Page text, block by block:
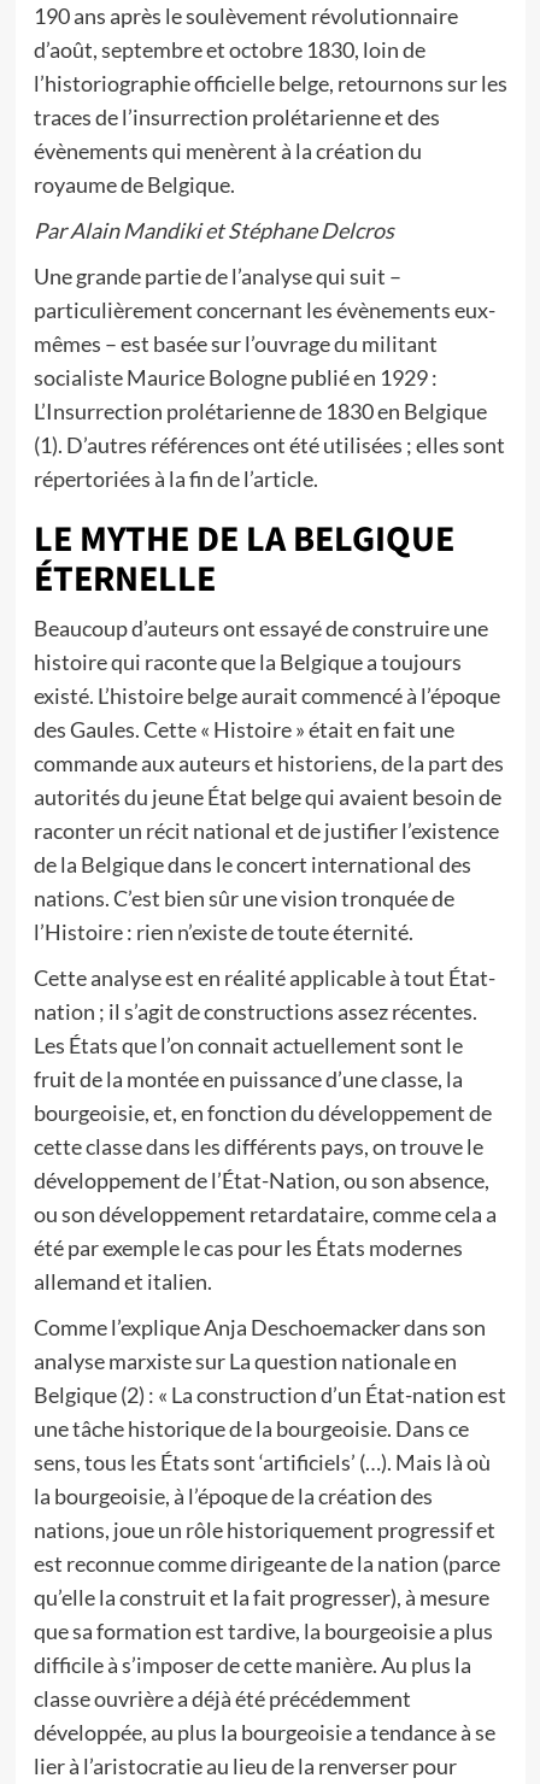
190 ans après le soulèvement révolutionnaire
d’août, septembre et octobre 1830, loin de
l’historiographie officielle belge, retournons sur les
traces de l’insurrection prolétarienne et des
évènements qui menèrent à la création du
royaume de Belgique.
Par Alain Mandiki et Stéphane Delcros
Une grande partie de l’analyse qui suit –
particulièrement concernant les évènements eux-
mêmes – est basée sur l’ouvrage du militant
socialiste Maurice Bologne publié en 1929 :
L’Insurrection prolétarienne de 1830 en Belgique
(1). D’autres références ont été utilisées ; elles sont
répertoriées à la fin de l’article.
LE MYTHE DE LA BELGIQUE
ÉTERNELLE
Beaucoup d’auteurs ont essayé de construire une
histoire qui raconte que la Belgique a toujours
existé. L’histoire belge aurait commencé à l’époque
des Gaules. Cette « Histoire » était en fait une
commande aux auteurs et historiens, de la part des
autorités du jeune État belge qui avaient besoin de
raconter un récit national et de justifier l’existence
de la Belgique dans le concert international des
nations. C’est bien sûr une vision tronquée de
l’Histoire : rien n’existe de toute éternité.
Cette analyse est en réalité applicable à tout État-
nation ; il s’agit de constructions assez récentes.
Les États que l’on connait actuellement sont le
fruit de la montée en puissance d’une classe, la
bourgeoisie, et, en fonction du développement de
cette classe dans les différents pays, on trouve le
développement de l’État-Nation, ou son absence,
ou son développement retardataire, comme cela a
été par exemple le cas pour les États modernes
allemand et italien.
Comme l’explique Anja Deschoemacker dans son
analyse marxiste sur La question nationale en
Belgique (2) : « La construction d’un État-nation est
une tâche historique de la bourgeoisie. Dans ce
sens, tous les États sont ‘artificiels’ (…). Mais là où
la bourgeoisie, à l’époque de la création des
nations, joue un rôle historiquement progressif et
est reconnue comme dirigeante de la nation (parce
qu’elle la construit et la fait progresser), à mesure
que sa formation est tardive, la bourgeoisie a plus
difficile à s’imposer de cette manière. Au plus la
classe ouvrière a déjà été précédemment
développée, au plus la bourgeoisie a tendance à se
lier à l’aristocratie au lieu de la renverser pour